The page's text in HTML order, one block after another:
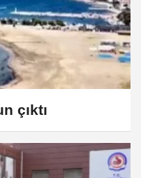
çıktı